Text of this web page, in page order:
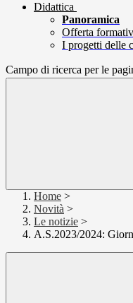
Didattica
Panoramica
Offerta
I progetti delle
Campo di ricerca per le
Home >
Novità >
Le notizie >
A.S.2023/2024: